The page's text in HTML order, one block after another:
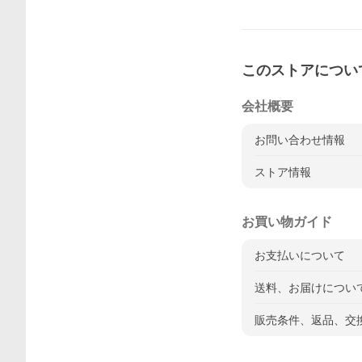
このストアについ
会社概要
お問い合わせ情報
ストア情報
お買い物ガイド
お支払いについて
送料、お届けについ
販売条件、返品、交